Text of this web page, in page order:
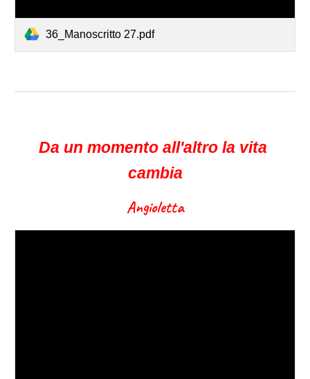
36_Manoscritto 27.pdf
Da un momento all'altro la vita
cambia
Angioletta